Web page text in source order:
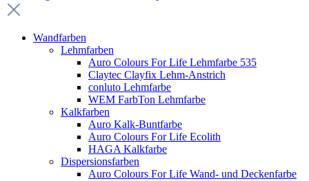
Wandfarben
Lehmfarben
Auro Colours For Life Lehmfarbe 535
Claytec Clayfix Lehm-Anstrich
conluto Lehmfarbe
WEM FarbTon Lehmfarbe
Kalkfarben
Auro Kalk-Buntfarbe
Auro Colours For Life Ecolith
HAGA Kalkfarbe
Dispersionsfarben
Auro Colours For Life Wand- und Deckenfarbe